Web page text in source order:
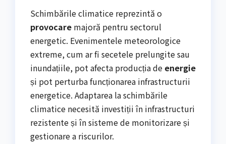
Schimbările climatice reprezintă o
provocare majoră pentru sectorul
energetic. Evenimentele meteorologice
extreme, cum ar fi secetele prelungite sau
inundațiile, pot afecta producția de energie
și pot perturba funcționarea infrastructurii
energetice. Adaptarea la schimbările
climatice necesită investiții în infrastructuri
rezistente și în sisteme de monitorizare și
gestionare a riscurilor.